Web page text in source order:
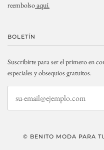
reembolsoaquí.
BOLETÍN
Suscribirte para ser el primero en
especiales y obsequios gratuitos.
© BENITO MODA PARA